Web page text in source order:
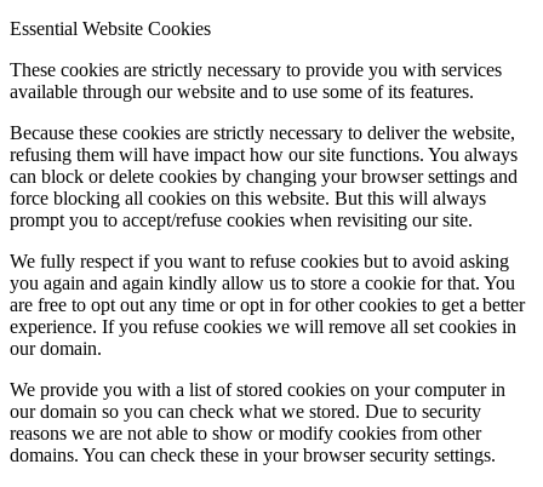
Essential Website Cookies
These cookies are strictly necessary to provide you with services
available through our website and to use some of its features.
Because these cookies are strictly necessary to deliver the website,
refusing them will have impact how our site functions. You always
can block or delete cookies by changing your browser settings and
force blocking all cookies on this website. But this will always
prompt you to accept/refuse cookies when revisiting our site.
We fully respect if you want to refuse cookies but to avoid asking
you again and again kindly allow us to store a cookie for that. You
are free to opt out any time or opt in for other cookies to get a better
experience. If you refuse cookies we will remove all set cookies in
our domain.
We provide you with a list of stored cookies on your computer in
our domain so you can check what we stored. Due to security
reasons we are not able to show or modify cookies from other
domains. You can check these in your browser security settings.